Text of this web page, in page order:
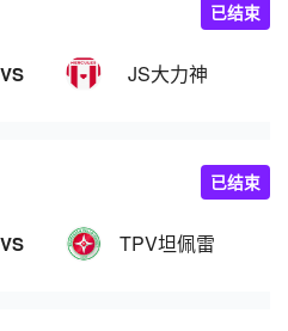
VS JS大力神
已结束
VS TPV坦佩雷
已结束